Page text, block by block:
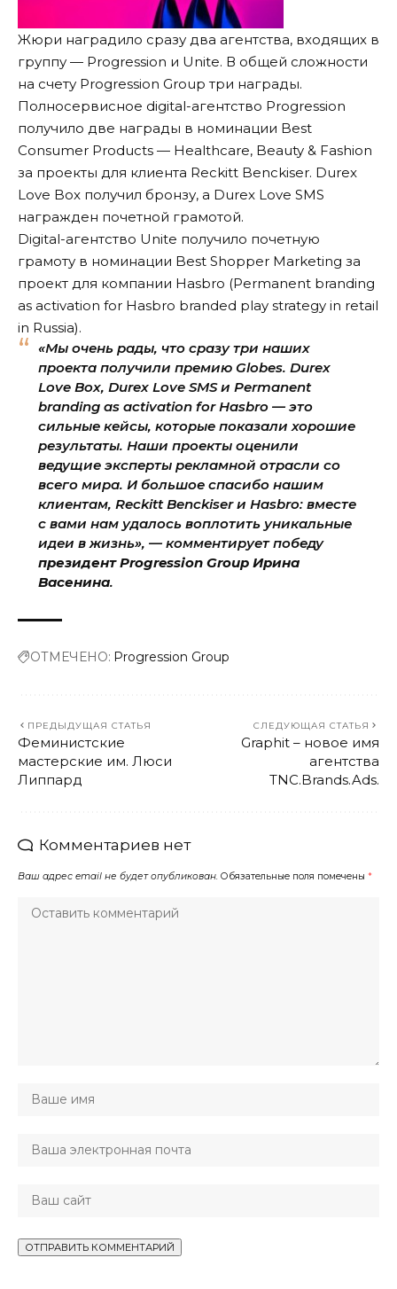
Жюри наградило сразу два агентства, входящих в
группу — Progression и Unite. В общей сложности
на счету Progression Group три награды.
Полносервисное digital-агентство Progression
получило две награды в номинации Best
Consumer Products — Healthcare, Beauty & Fashion
за проекты для клиента Reckitt Benckiser. Durex
Love Box получил бронзу, а Durex Love SMS
награжден почетной грамотой.
Digital-агентство Unite получило почетную
грамоту в номинации Best Shopper Marketing за
проект для компании Hasbro (Permanent branding
as activation for Hasbro branded play strategy in retail
in Russia).
«Мы очень рады, что сразу три наших
проекта получили премию Globes. Durex
Love Box, Durex Love SMS и Permanent
branding as activation for Hasbro — это
сильные кейсы, которые показали хорошие
результаты. Наши проекты оценили
ведущие эксперты рекламной отрасли со
всего мира. И большое спасибо нашим
клиентам, Reckitt Benckiser и Hasbro: вместе
с вами нам удалось воплотить уникальные
идеи в жизнь», — комментирует победу
президент Progression Group Ирина
Васенина.
ОТМЕЧЕНО: Progression Group
ПРЕДЫДУЩАЯ СТАТЬЯ
Феминистские
мастерские им. Люси
Липпард
СЛЕДУЮЩАЯ СТАТЬЯ
Graphit – новое имя
агентства
TNC.Brands.Ads.
Комментариев нет
Ваш адрес email не будет опубликован. Обязательные поля помечены *